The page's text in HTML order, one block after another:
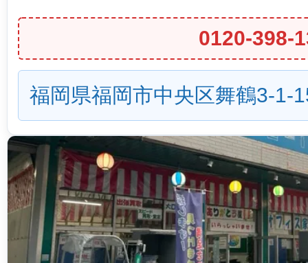
0120-398-
福岡県福岡市中央区舞鶴3-1-